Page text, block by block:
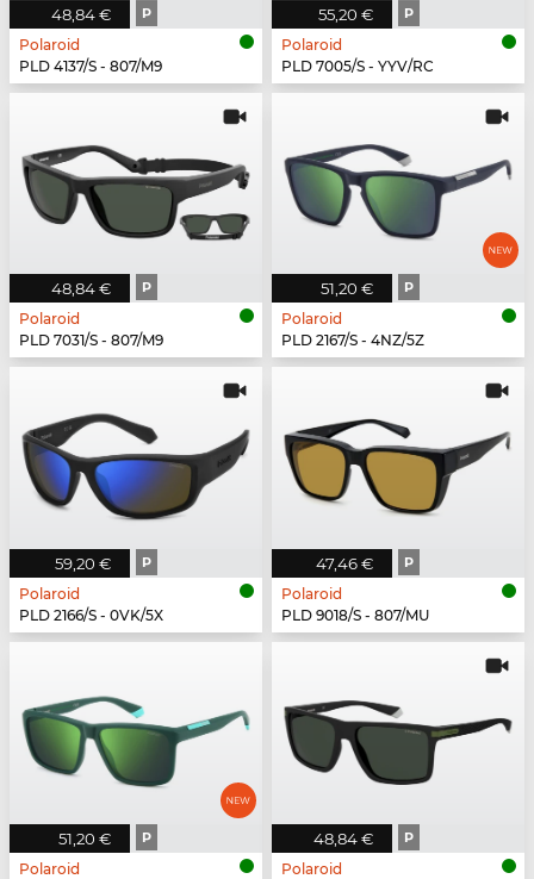
48,84 € P
Polaroid
PLD 4137/S - 807/M9
55,20 € P
Polaroid
PLD 7005/S - YYV/RC
48,84 € P
Polaroid
PLD 7031/S - 807/M9
51,20 € P
Polaroid
PLD 2167/S - 4NZ/5Z
59,20 € P
Polaroid
PLD 2166/S - 0VK/5X
47,46 € P
Polaroid
PLD 9018/S - 807/MU
51,20 € P
Polaroid
48,84 € P
Polaroid